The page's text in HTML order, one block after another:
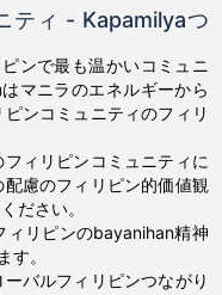
ティ - Kapamilyaつ
ンで最も温かいコミュニ
マニラのエネルギーから
ンコミュニティのフィリ
ィリピンコミュニティに
慮のフィリピン的価値観
ださい。
ィリピンのbayanihan精神
す。
バルフィリピンつながり